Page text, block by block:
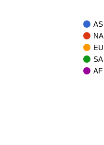
AS
NA
EU
SA
AF